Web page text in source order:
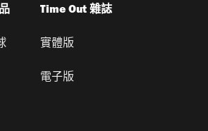
Time Out 雜誌
實體版
電子版